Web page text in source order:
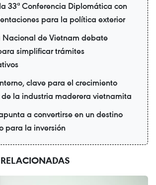
33ª Conferencia Diplomática con
para la política exterior
Nacional de Vietnam debate
simplificar trámites
clave para el crecimiento
la industria maderera vietnamita
a convertirse en un destino
para la inversión